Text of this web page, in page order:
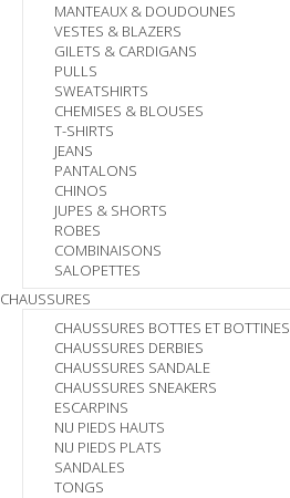
MANTEAUX & DOUDOUNES
VESTES & BLAZERS
GILETS & CARDIGANS
PULLS
SWEATSHIRTS
CHEMISES & BLOUSES
T-SHIRTS
JEANS
PANTALONS
CHINOS
JUPES & SHORTS
ROBES
COMBINAISONS
SALOPETTES
CHAUSSURES
CHAUSSURES BOTTES ET BOTTINES
CHAUSSURES DERBIES
CHAUSSURES SANDALE
CHAUSSURES SNEAKERS
ESCARPINS
NU PIEDS HAUTS
NU PIEDS PLATS
SANDALES
TONGS